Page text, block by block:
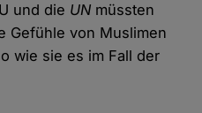
und die UN müssten
Gefühle von Muslimen
wie sie es im Fall der